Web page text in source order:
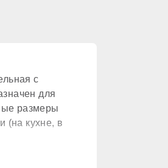
с
для
размеры
(на кухне, в